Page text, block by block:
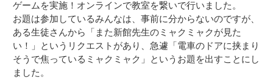
ゲームを実施！オンラインで教室を繋いで行いました。
お題は参加しているみんなは、事前に分からないのですが、
ある生徒さんから「また新館先生のミャクミャクが見た
い！」というリクエストがあり、急遽「電車のドアに挟まり
そうで焦っているミャクミャク」というお題を出すことにし
ました。